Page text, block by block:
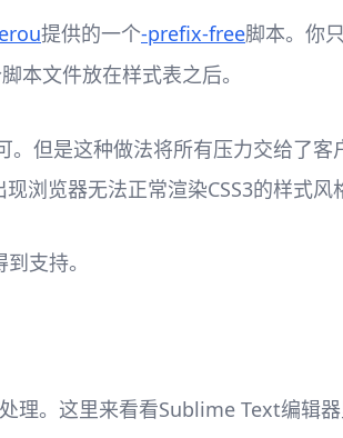
提供的一个-prefix-free脚本。你
本文件放在样式表之后。
但是这种做法将所有压力交给了
浏览器无法正常渲染CSS3的样式风
支持。
。这里来看看Sublime Text编辑